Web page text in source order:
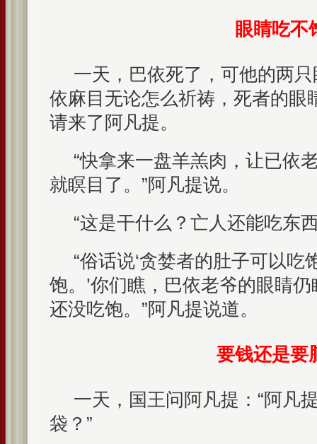
眼睛吃不
一天，巴依死了，可他的两
依麻目无论怎么祈祷，死者的眼
请来了阿凡提。
“快拿来一盘羊羔肉，让已依
就瞑目了。”阿凡提说。
“这是干什么？亡人还能吃东
“俗话说‘贪婪者的肚子可以吃
饱。’你们瞧，巴依老爷的眼睛
还没吃饱。”阿凡提说道。
要钱还是要
一天，国王问阿凡提：“阿凡
袋？”